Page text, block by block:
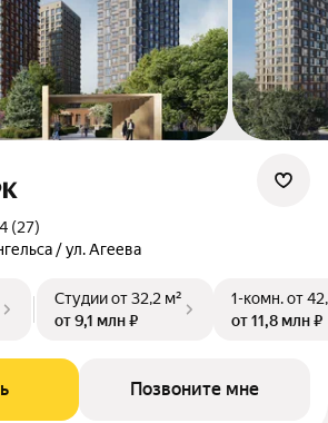
(27)
/ ул. Агеева
Студииот 32,2 м²
от 9,1 млн ₽
1-комн.от
от 11,8 млн ₽
Позвоните мне